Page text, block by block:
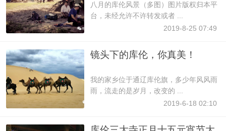
八月的库伦风景（多图）图片版权归本平
台，未经允许不许转发或者 ...
2019-8-25 07:49
镜头下的库伦，你真美！
我的家乡位于通辽库伦旗，多少年风风雨
雨，流走的是岁月，改变的 ...
2019-6-18 02:10